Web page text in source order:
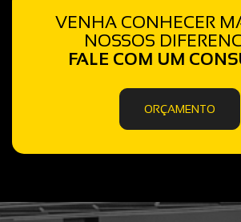
VENHA CONHECER
NOSSOS
FALE COM UM
ORÇAMENTO